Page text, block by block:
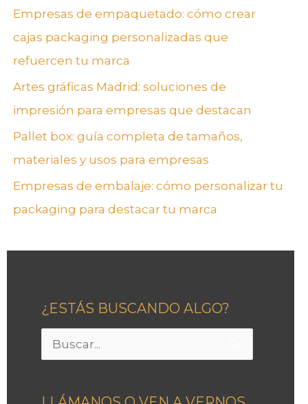
Empresas de empaquetado: cómo crear
cajas packaging personalizadas que
refuercen tu marca
Artes gráficas Madrid: soluciones de
impresión para empresas que destacan
Pallet box: guía completa de tamaños,
materiales y usos para empresas
Empresas de embalaje: cómo personalizar tu
packaging para destacar tu marca
¿ESTÁS BUSCANDO ALGO?
Buscar